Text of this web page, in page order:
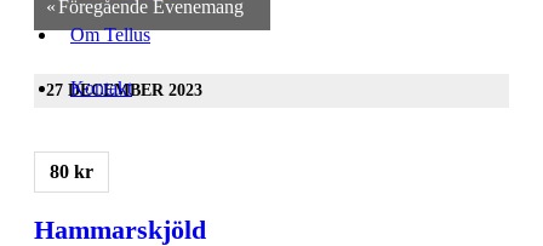
Om Tellus
Kontakt
«Föregående Evenemang
27 DECEMBER 2023
80 kr
Hammarskjöld